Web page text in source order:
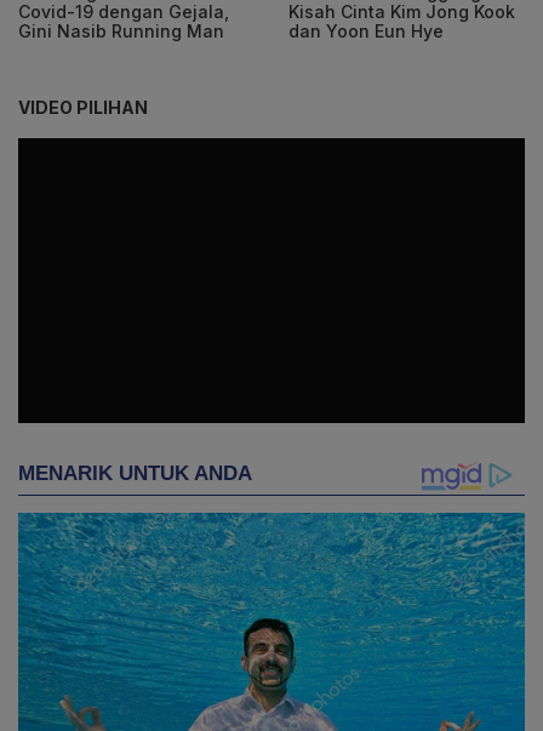
Covid-19 dengan Gejala,
Gini Nasib Running Man
Kisah Cinta Kim Jong Kook
dan Yoon Eun Hye
VIDEO PILIHAN